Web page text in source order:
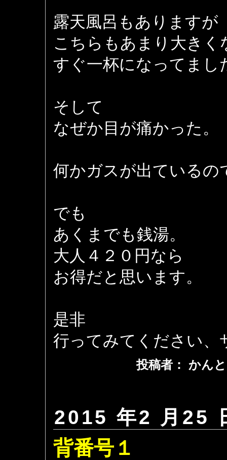
露天風呂もありますが
こちらもあまり大きく
すぐ一杯になってまし
そして
なぜか目が痛かった。
何かガスが出ているの
でも
あくまでも銭湯。
大人４２０円なら
お得だと思います。
是非
行ってみてください、
投稿者： かん
2015 年2 月25
背番号１